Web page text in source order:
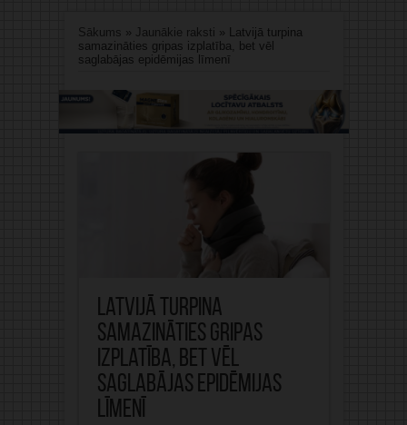
Sākums » Jaunākie raksti » Latvijā turpina
samazināties gripas izplatība, bet vēl
saglabājas epidēmijas līmenī
Latvijā turpina
samazināties gripas
izplatība, bet vēl
saglabājas epidēmijas
līmenī